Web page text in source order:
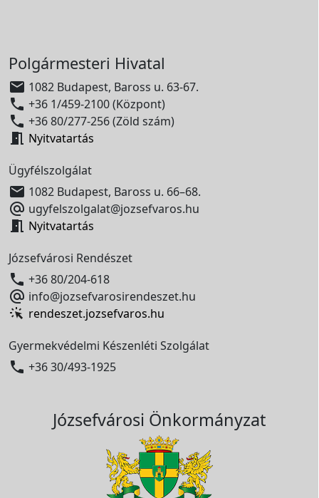
Polgármesteri Hivatal
 1082 Budapest, Baross u. 63-67.
 +36 1/459-2100 (Központ)
 +36 80/277-256 (Zöld szám)
 Nyitvatartás
Ügyfélszolgálat
 1082 Budapest, Baross u. 66–68.
 ugyfelszolgalat@jozsefvaros.hu
 Nyitvatartás
Józsefvárosi Rendészet
 +36 80/204-618
 info@jozsefvarosirendeszet.hu
rendeszet.jozsefvaros.hu
Gyermekvédelmi Készenléti Szolgálat
 +36 30/493-1925
Józsefvárosi Önkormányzat